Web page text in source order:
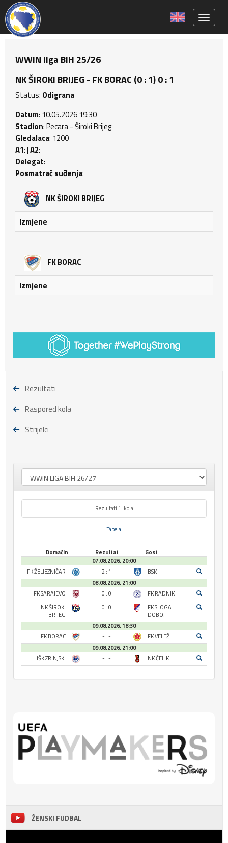
WWIN liga BiH 25/26
NK ŠIROKI BRIJEG - FK BORAC (0 : 1) 0 : 1
Status: Odigrana
Datum: 10.05.2026 19:30
Stadion: Pecara - Široki Brijeg
Gledalaca: 1200
A1: |A2:
Delegat:
Posmatrač suđenja:
NK ŠIROKI BRIJEG
Izmjene
FK BORAC
Izmjene
Rezultati
Raspored kola
Strijelci
Rezultati 1. kola
Tabela
Domaćin Rezultat
Gost
07.08.2026. 20:00
FK ŽELJEZNIČAR
2 : 1
BSK
08.08.2026. 21:00
FK SARAJEVO
0 : 0
FK RADNIK
NK ŠIROKI
BRIJEG
0 : 0
FK SLOGA
DOBOJ
09.08.2026. 18:30
FK BORAC
- : -
FK VELEŽ
09.08.2026. 21:00
HŠK ZRINJSKI
- : - NK ČELIK
ŽENSKI FUDBAL